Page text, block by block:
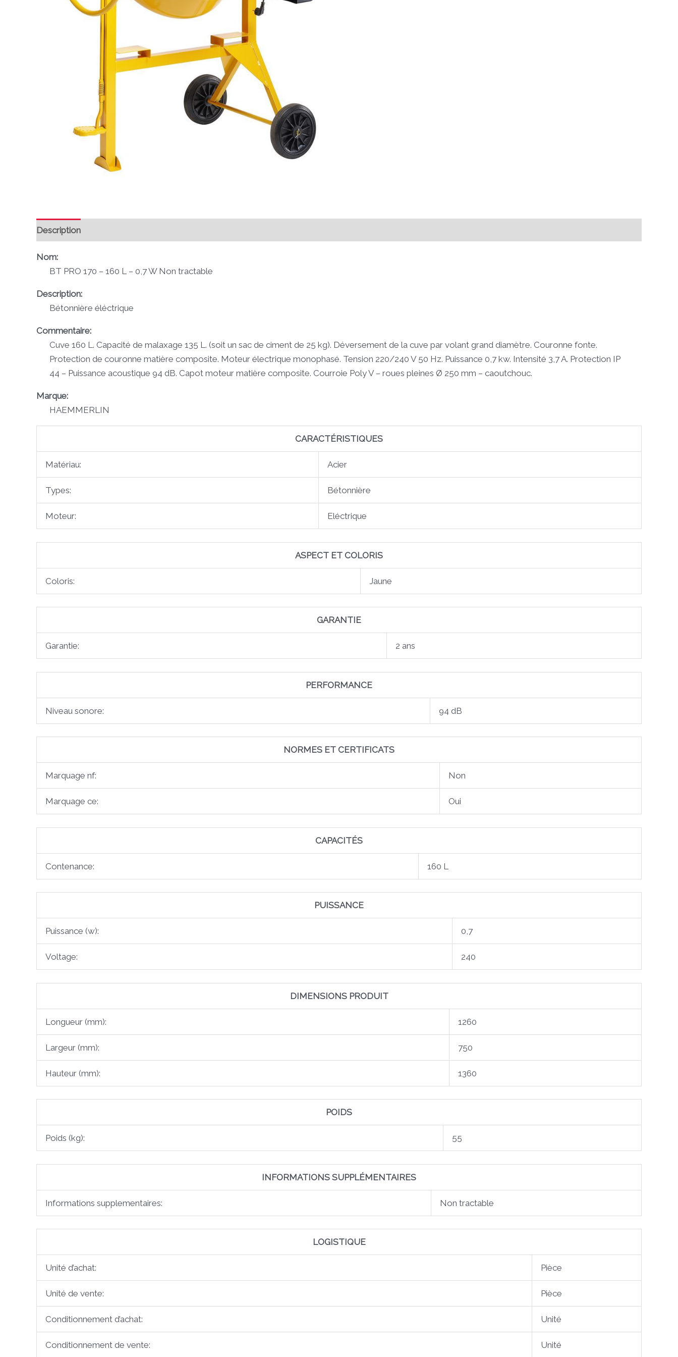
Description
Nom:
BT PRO 170 – 160 L – 0,7 W Non tractable
Description:
Bétonnière éléctrique
Commentaire:
Cuve 160 L. Capacité de malaxage 135 L. (soit un sac de ciment de 25 kg). Déversement de la cuve par volant grand diamètre. Couronne fonte.
Protection de couronne matière composite. Moteur électrique monophasé. Tension 220/240 V 50 Hz. Puissance 0,7 kw. Intensité 3,7 A. Protection IP
44 – Puissance acoustique 94 dB. Capot moteur matière composite. Courroie Poly V – roues pleines Ø 250 mm – caoutchouc.
Marque:
HAEMMERLIN
CARACTÉRISTIQUES
Matériau: Acier
Types: Bétonnière
Moteur: Eléctrique
ASPECT ET COLORIS
Coloris: Jaune
GARANTIE
Garantie: 2 ans
PERFORMANCE
Niveau sonore: 94 dB
NORMES ET CERTIFICATS
Marquage nf: Non
Marquage ce: Oui
CAPACITÉS
Contenance: 160 L
PUISSANCE
Puissance (w): 0,7
Voltage: 240
DIMENSIONS PRODUIT
Longueur (mm): 1260
Largeur (mm): 750
Hauteur (mm): 1360
POIDS
Poids (kg): 55
INFORMATIONS SUPPLÉMENTAIRES
Informations supplementaires: Non tractable
LOGISTIQUE
Unité d’achat: Pièce
Unité de vente: Pièce
Conditionnement d’achat: Unité
Conditionnement de vente: Unité